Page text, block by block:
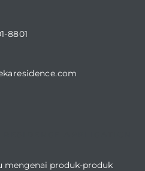
8801
mengenai produk-produk